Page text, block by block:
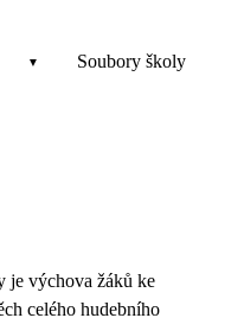
Soubory školy
je výchova žáků ke
celého hudebního